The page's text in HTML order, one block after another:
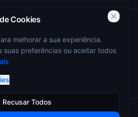
773/2009 — Registo nº 4349
- Sistemas de Segurança. Todos os
Cookies
melhorar a sua experiência.
suas preferências ou aceitar todos
Recusar Todos